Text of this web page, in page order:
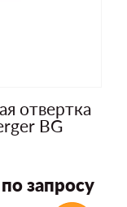
отвертка
BG
запросу